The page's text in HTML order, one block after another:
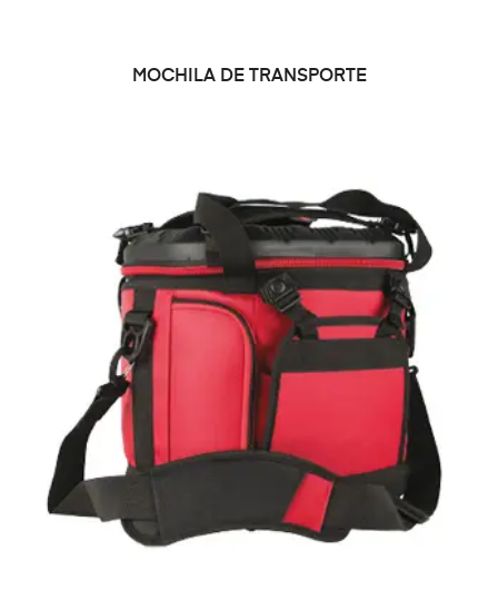
LEER MÁS
MOCHILA DE TRANSPORTE